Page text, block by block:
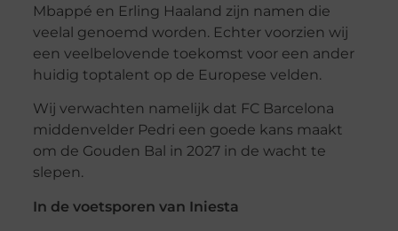
Mbappé en Erling Haaland zijn namen die
veelal genoemd worden. Echter voorzien wij
een veelbelovende toekomst voor een ander
huidig toptalent op de Europese velden.
Wij verwachten namelijk dat FC Barcelona
middenvelder Pedri een goede kans maakt
om de Gouden Bal in 2027 in de wacht te
slepen.
In de voetsporen van Iniesta